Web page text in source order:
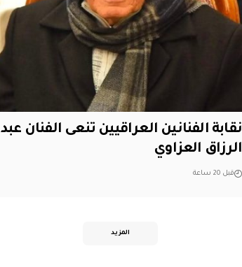
نقابة الفنانين العراقيين تنعى الفنان عبد
الرزاق العزاوي
قبل 20 ساعة
المزيد